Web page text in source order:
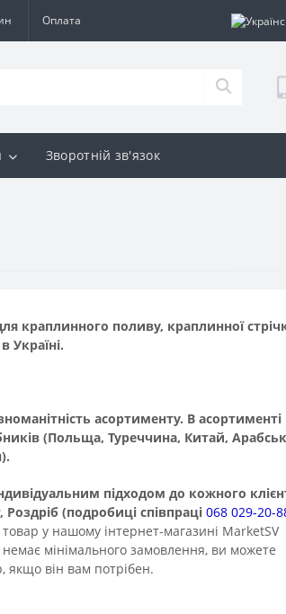
Оплата
Зворотній зв'язок
краплинного поливу, краплинної
Україні.
асортименту. В асортименті
(Польща, Туреччина, Китай,
підходом до кожного
(подробиці співпраці 068 029-20-
у нашому інтернет-магазині MarketSV
мінімального замовлення, ви можете
якщо він вам потрібен.